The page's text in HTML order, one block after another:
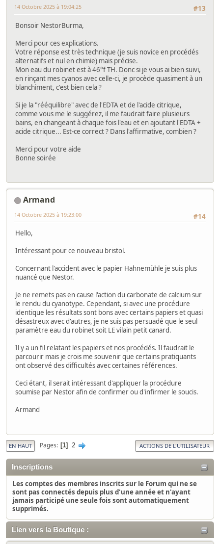
Inscriptions
Les comptes des membres inscrits sur le Forum qui ne se
sont pas connectés depuis plus d'une année et n'ayant
jamais participé une seule fois sont automatiquement
supprimés.
Lien vers la Boutique :
#13
14 Octobre 2025 à 19:04:25
Bonsoir NestorBurma,
Merci pour ces explications.
Votre réponse est très technique (je suis novice en procédés
alternatifs et nul en chimie) mais précise.
Mon eau du robinet est à 46°f TH. Donc si je vous ai bien suivi,
en rinçant mes cyanos avec celle-ci, je procède quasiment à un
blanchiment, c'est bien cela ?
Si je la "rééquilibre" avec de l'EDTA et de l'acide citrique,
comme vous me le suggérez, il me faudrait faire plusieurs
bains, en changeant à chaque fois l'eau et en ajoutant l'EDTA +
acide citrique... Est-ce correct ? Dans l'affirmative, combien ?
Merci pour votre aide
Bonne soirée
Armand
#14
14 Octobre 2025 à 19:23:00
Hello,
Intéressant pour ce nouveau bristol.
Concernant l'accident avec le papier Hahnemühle je suis plus
nuancé que Nestor.
Je ne remets pas en cause l'action du carbonate de calcium sur
le rendu du cyanotype. Cependant, si avec une procédure
identique les résultats sont bons avec certains papiers et quasi
désastreux avec d'autres, je ne suis pas persuadé que le seul
paramètre eau du robinet soit LE vilain petit canard.
Il y a un fil relatant les papiers et nos procédés. Il faudrait le
parcourir mais je crois me souvenir que certains pratiquants
ont observé des difficultés avec certaines références.
Ceci étant, il serait intéressant d'appliquer la procédure
soumise par Nestor afin de confirmer ou d'infirmer le soucis.
Armand
EN HAUT Pages 1 2 ACTIONS DE L'UTILISATEUR